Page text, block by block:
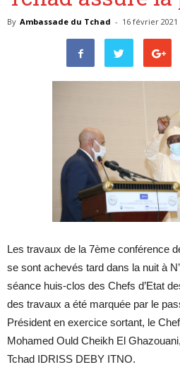
By Ambassade du Tchad - 16 février 2021
Les travaux de la 7ème conférence
se sont achevés tard dans la nuit à
séance huis-clos des Chefs d’Etat
des travaux a été marquée par le
Président en exercice sortant, le
Mohamed Ould Cheikh El
Tchad IDRISS DEBY ITNO.